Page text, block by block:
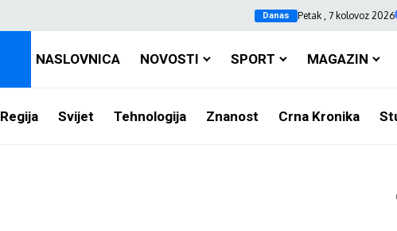
Danas Petak , 7 kolovoz 2026
NASLOVNICA NOVOSTI SPORT MAGAZIN
Regija Svijet Tehnologija Znanost Crna Kronika